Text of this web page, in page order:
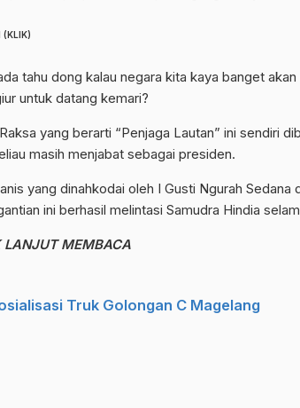
(KLIK)
tahu dong kalau negara kita kaya banget
untuk datang kemari?
yang berarti “Penjaga Lautan” ini sendiri
masih menjabat sebagai presiden.
yang dinahkodai oleh I Gusti Ngurah Sedana
ini berhasil melintasi Samudra Hindia
LANJUT MEMBACA
Truk Golongan C Magelang